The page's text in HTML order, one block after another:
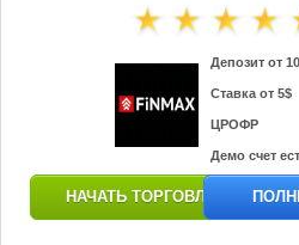
Депозит от
Ставка от 5$
ЦРОФР
Демо счет
НАЧАТЬ ТОРГОВЛЮ